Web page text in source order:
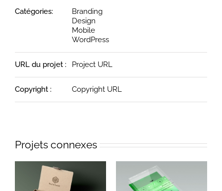
Catégories:
Branding
Design
Mobile
WordPress
URL du projet : Project URL
Copyright : Copyright URL
Projets connexes